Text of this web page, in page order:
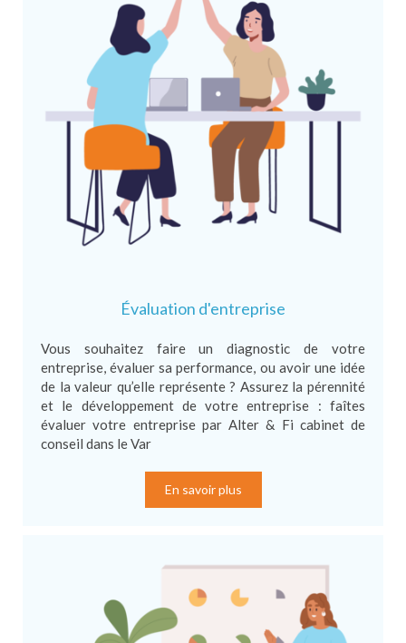
Évaluation d'entreprise
Vous souhaitez faire un diagnostic de votre
entreprise, évaluer sa performance, ou avoir une idée
de la valeur qu’elle représente ? Assurez la pérennité
et le développement de votre entreprise : faîtes
évaluer votre entreprise par Alter & Fi cabinet de
conseil dans le Var
En savoir plus